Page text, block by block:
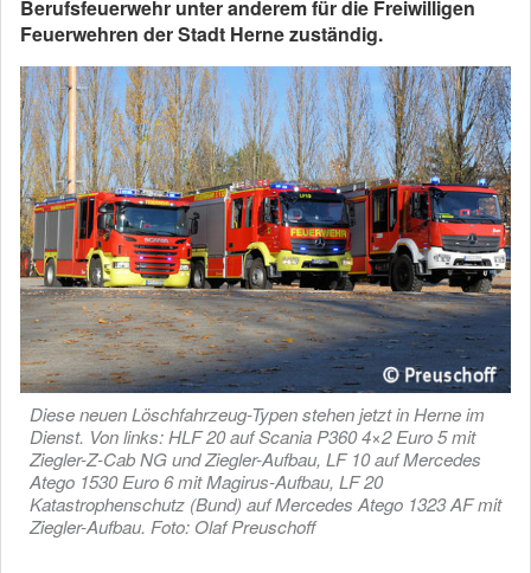
Berufsfeuerwehr unter anderem für die Freiwilligen
Feuerwehren der Stadt Herne zuständig.
Diese neuen Löschfahrzeug-Typen stehen jetzt in Herne im
Dienst. Von links: HLF 20 auf Scania P360 4×2 Euro 5 mit
Ziegler-Z-Cab NG und Ziegler-Aufbau, LF 10 auf Mercedes
Atego 1530 Euro 6 mit Magirus-Aufbau, LF 20
Katastrophenschutz (Bund) auf Mercedes Atego 1323 AF mit
Ziegler-Aufbau. Foto: Olaf Preuschoff